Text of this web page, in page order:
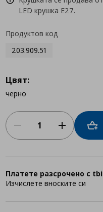
LED крушка E27.
Продуктов код
203.909.51
Цвят:
черно
Платете разсрочено с tbi
Изчислете вноските си